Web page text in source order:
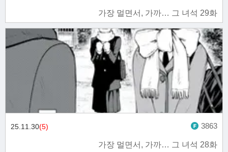
가장 멀면서, 가까… 그 녀석 29화
가장 멀면서, 가까… 그 녀석 28화
25.11.30(5) 3863